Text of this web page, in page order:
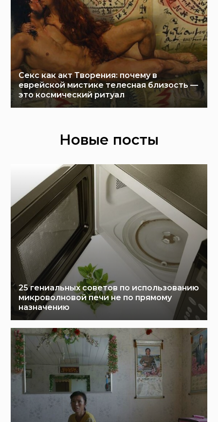
Секс как акт Творения: почему в
еврейской мистике телесная близость —
это космический ритуал
Новые посты
25 гениальных советов по использованию
микроволновой печи не по прямому
назначению